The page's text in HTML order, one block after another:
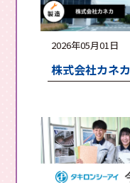
2026年05月01日
株式会社カネカ